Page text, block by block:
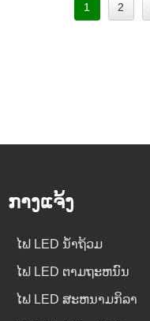
1 2
ກາງແຈ້ງ
ໄຟ LED ນໍ້າຖ້ວມ
ໄຟ LED ຕາມຖະຫນົນ
ໄຟ LED ສະຫນາມກິລາ